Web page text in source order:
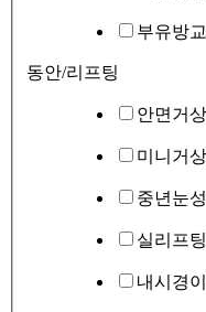
부유방
동안/리프팅
안면거
미니거
중년눈
실리프팅
내시경